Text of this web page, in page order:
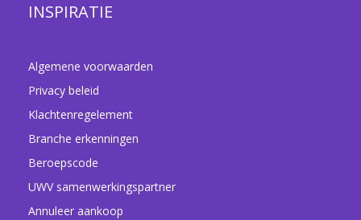
INSPIRATIE
Algemene voorwaarden
Privacy beleid
Klachtenregelement
Branche erkenningen
Beroepscode
UWV samenwerkingspartner
Annuleer aankoop